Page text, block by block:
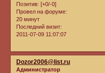
Позитив: [+0/-0]
Провел на форуме:
20 минут
Последний визит:
2011-07-09 11:07:07
Dozor2006@list.ru
Администратор